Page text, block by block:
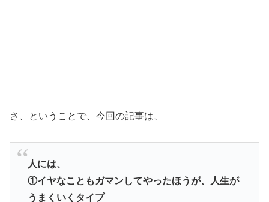
さ、ということで、今回の記事は、
人には、
①イヤなこともガマンしてやったほうが、人生が
うまくいくタイプ